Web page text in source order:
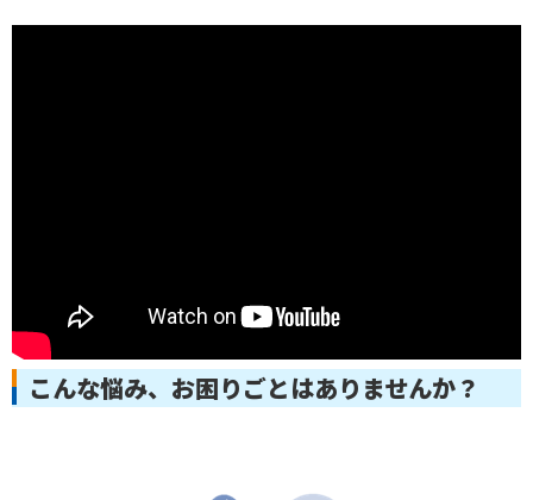
こんな悩み、お困りごとはありませんか？